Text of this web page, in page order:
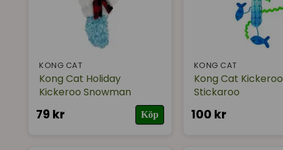
KONG CAT
Kong Cat Holiday
Kickeroo Snowman
79 kr Köp
KONG CAT
Kong Cat Kickeroo
Stickaroo
100 kr